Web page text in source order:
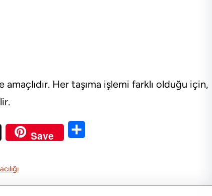
Her taşıma işlemi farklı olduğu için,
Save